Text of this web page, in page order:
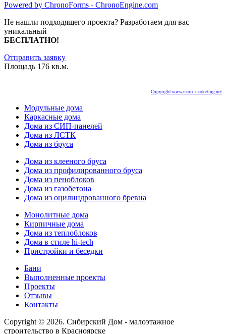
Powered by ChronoForms - ChronoEngine.com
Не нашли подходящего проекта? Разработаем для вас
уникальный
БЕСПЛАТНО!
Отправить заявку
Площадь 176 кв.м.
Copyright www.maxx-marketing.net
Модульные дома
Каркасные дома
Дома из СИП-панелей
Дома из ЛСТК
Дома из бруса
Дома из клееного бруса
Дома из профилированного бруса
Дома из пеноблоков
Дома из газобетона
Дома из оцилиндрованного бревна
Монолитные дома
Кирпичные дома
Дома из теплоблоков
Дома в стиле hi-tech
Пристройки и беседки
Бани
Выполненные проекты
Проекты
Отзывы
Контакты
Copyright © 2026. Сибирский Дом - малоэтажное
строительство в Красноярске